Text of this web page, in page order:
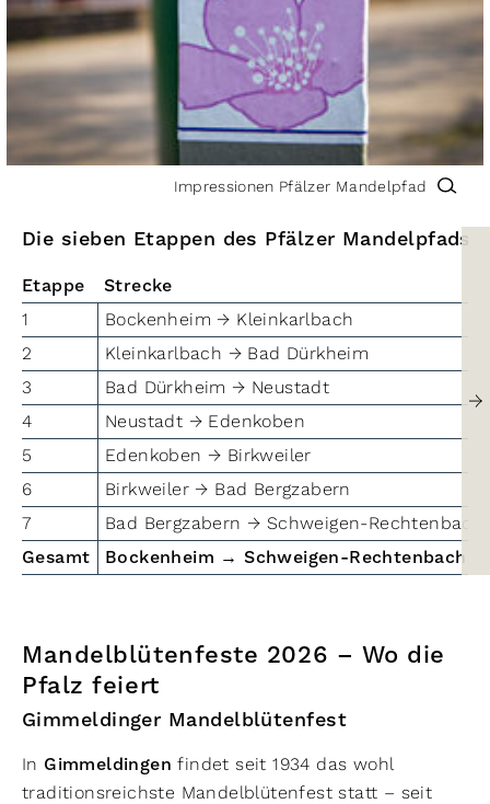
Impressionen Pfälzer Mandelpfad
Die sieben Etappen des Pfälzer Mandelpfads
Etappe Strecke
1
Bockenheim → Kleinkarlbach
2
Kleinkarlbach → Bad Dürkheim
3
Bad Dürkheim → Neustadt
4
Neustadt → Edenkoben
5
Edenkoben → Birkweiler
6
Birkweiler → Bad Bergzabern
7
Bad Bergzabern → Schweigen-Rechtenbach
Gesamt Bockenheim → Schweigen-Rechtenbach
→
Mandelblütenfeste 2026 – Wo die
Pfalz feiert
Gimmeldinger Mandelblütenfest
In Gimmeldingen findet seit 1934 das wohl
traditionsreichste Mandelblütenfest statt – seit